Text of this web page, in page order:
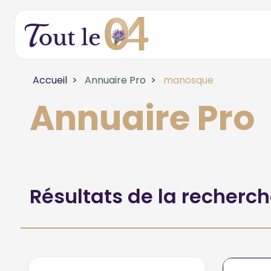
Accueil Annuaire Pro manosque
Annuaire Pro
Résultats de la